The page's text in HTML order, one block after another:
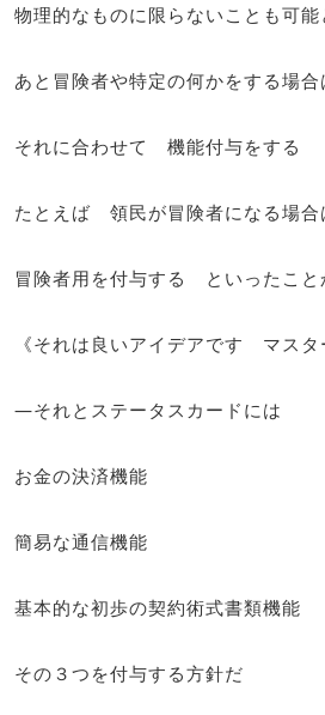
物理的なものに限らないことも可能
あと冒険者や特定の何かをする場合
それに合わせて 機能付与をする
たとえば 領民が冒険者になる場合
冒険者用を付与する といったこ
《それは良いアイデアです マスタ
―それとステータスカードには
お金の決済機能
簡易な通信機能
基本的な初歩の契約術式書類機能
その３つを付与する方針だ